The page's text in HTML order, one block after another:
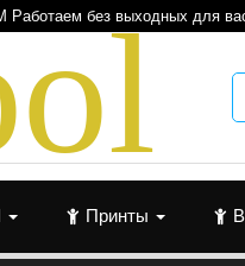
ol
Работаем без выходных для
Принты